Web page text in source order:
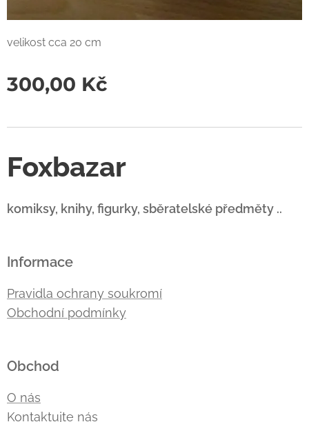
velikost cca 20 cm
300,00 Kč
Foxbazar
komiksy, knihy, figurky, sběratelské předměty ..
Informace
Pravidla ochrany soukromí
Obchodní podmínky
Obchod
O nás
Kontaktujte nás